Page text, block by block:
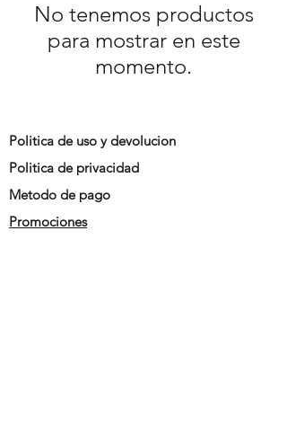
No tenemos productos
para mostrar en este
momento.
Politica de uso y devolucion
Politica de privacidad
Metodo de pago
Promociones